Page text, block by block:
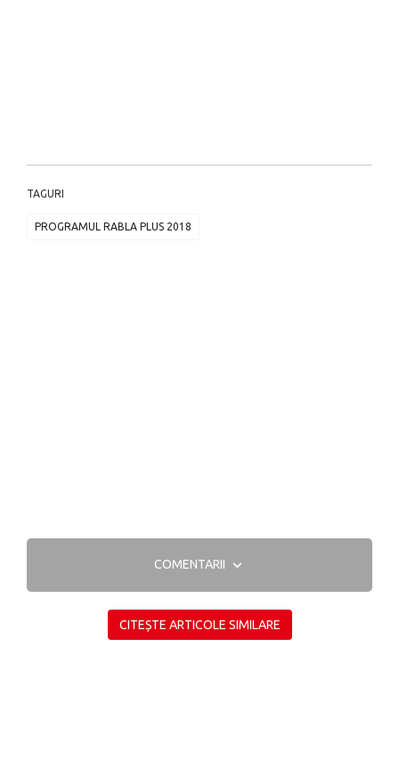
TAGURI
PROGRAMUL RABLA PLUS 2018
COMENTARII
CITEȘTE ARTICOLE SIMILARE